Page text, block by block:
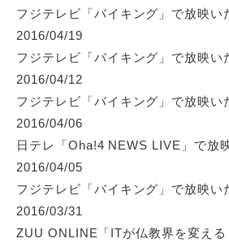
フジテレビ「バイキング」 で放映い
2016/04/19
フジテレビ「バイキング」 で放映い
2016/04/12
フジテレビ「バイキング」 で放映い
2016/04/06
日テレ「Oha!4 NEWS LIVE」 で放
2016/04/05
フジテレビ「バイキング」 で放映い
2016/03/31
ZUU ONLINE「ITが仏教界を変える